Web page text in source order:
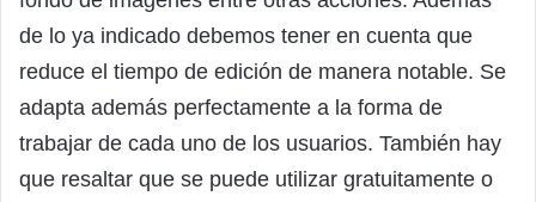
de lo ya indicado debemos tener en cuenta que
reduce el tiempo de edición de manera notable. Se
adapta además perfectamente a la forma de
trabajar de cada uno de los usuarios. También hay
que resaltar que se puede utilizar gratuitamente o